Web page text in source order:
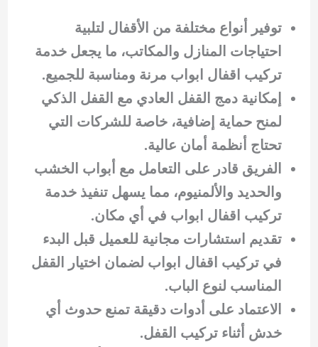
توفير أنواع مختلفة من الأقفال لتلبية
احتياجات المنازل والمكاتب، ما يجعل خدمة
تركيب اقفال ابواب مرنة ومناسبة للجميع.
إمكانية دمج القفل العادي مع القفل الذكي
لمنح حماية إضافية، خاصة للشركات التي
تحتاج أنظمة أمان عالية.
الفريق قادر على التعامل مع أبواب الخشب
والحديد والألمنيوم، مما يسهل تنفيذ خدمة
تركيب اقفال ابواب في أي مكان.
تقديم استشارات مجانية للعميل قبل البدء
في تركيب اقفال ابواب لضمان اختيار القفل
المناسب لنوع الباب.
الاعتماد على أدوات دقيقة تمنع حدوث أي
خدش أثناء تركيب القفل.